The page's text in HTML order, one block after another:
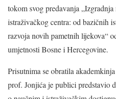
tokom svog predavanja
istraživačkog centra: od bazičnih
razvoja novih pametnih lijekova“
umjetnosti Bosne i Hercegovine.
Prisutnima se obratila
prof. Jonjića je publici predstavio